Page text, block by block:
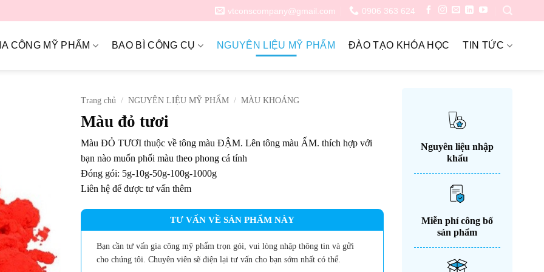
vtconscompany@gmail.com 0906 363 624
CÔNG MỸ PHẨM BAO BÌ CÔNG CỤ NGUYÊN LIỆU MỸ PHẨM ĐÀO TẠO KHÓA HỌC TIN TỨC
Trang chủ / NGUYÊN LIỆU MỸ PHẨM / MÀU KHOÁNG
Màu đỏ tươi
Màu ĐỎ TƯƠI thuộc về tông màu ĐẬM. Lên tông màu ẤM. thích hợp với
bạn nào muốn phối màu theo phong cá tính
Đóng gói: 5g-10g-50g-100g-1000g
Liên hệ để được tư vấn thêm
TƯ VẤN VỀ SẢN PHẨM NÀY
Bạn cần tư vấn gia công mỹ phẩm trọn gói, vui lòng nhập thông tin và gửi
cho chúng tôi. Chuyên viên sẽ điện lại tư vấn cho bạn sớm nhất có thể.
Nguyên liệu nhập
khẩu
Miễn phí công bố
sản phẩm